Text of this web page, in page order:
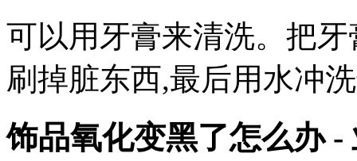
可以用牙膏来清洗。把
刷掉脏东西,最后用水冲
饰品氧化变黑了怎么办 -